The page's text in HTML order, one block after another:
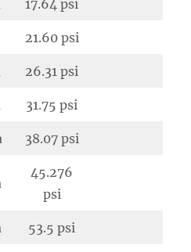
17.64 psi
21.60 psi
26.31 psi
31.75 psi
38.07 psi
45.276
psi
53.5 psi